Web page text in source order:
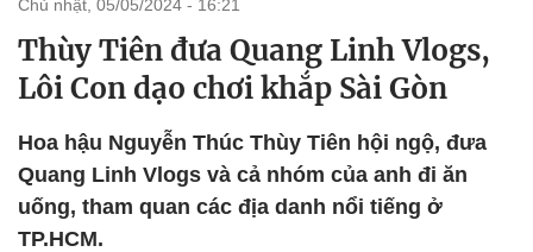
chủ nhật, 05/05/2024 - 16:21
Thùy Tiên đưa Quang Linh Vlogs,
Lôi Con dạo chơi khắp Sài Gòn
Hoa hậu Nguyễn Thúc Thùy Tiên hội ngộ, đưa
Quang Linh Vlogs và cả nhóm của anh đi ăn
uống, tham quan các địa danh nổi tiếng ở
TP.HCM.